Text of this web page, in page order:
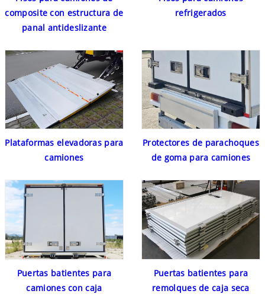
composite con estructura de
panal antideslizante
refrigerados
Plataformas elevadoras para
camiones
Protectores de parachoques
de goma para camiones
Puertas batientes para
camiones con caja
Puertas batientes para
remolques de caja seca